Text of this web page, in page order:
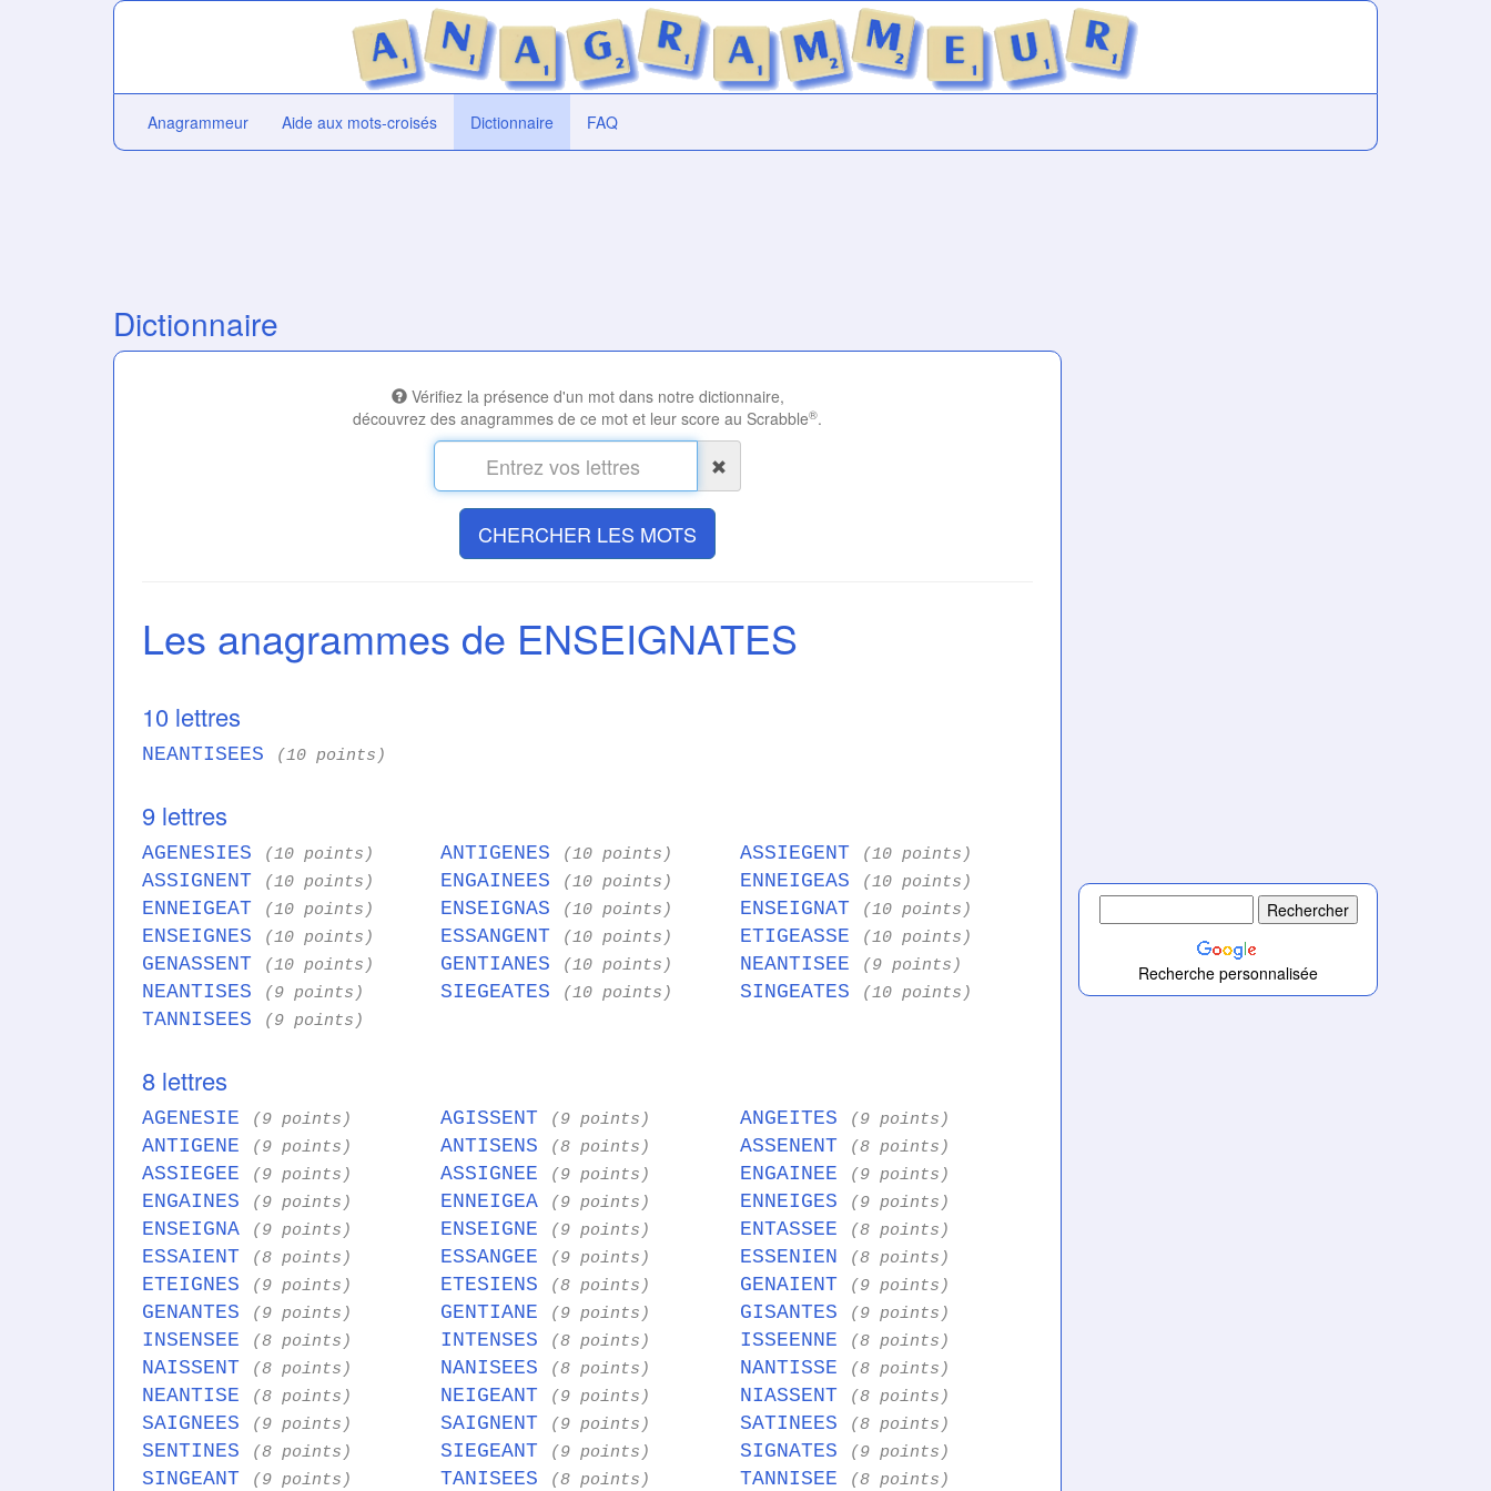
Anagrammeur Aide aux mots-croisés Dictionnaire FAQ
Dictionnaire
Vérifiez la présence d'un mot dans notre dictionnaire,
découvrez des anagrammes de ce mot et leur score au Scrabble®.
CHERCHER LES MOTS
Les anagrammes de ENSEIGNATES
10 lettres
NEANTISEES (10 points)
9 lettres
AGENESIES (10 points) ANTIGENES (10 points) ASSIEGENT (10 points)
ASSIGNENT (10 points) ENGAINEES (10 points) ENNEIGEAS (10 points)
ENNEIGEAT (10 points) ENSEIGNAS (10 points) ENSEIGNAT (10 points)
ENSEIGNES (10 points) ESSANGENT (10 points) ETIGEASSE (10 points)
GENASSENT (10 points) GENTIANES (10 points) NEANTISEE (9 points)
NEANTISES (9 points) SIEGEATES (10 points) SINGEATES (10 points)
TANNISEES (9 points)
8 lettres
AGENESIE (9 points) AGISSENT (9 points) ANGEITES (9 points)
ANTIGENE (9 points) ANTISENS (8 points) ASSENENT (8 points)
ASSIEGEE (9 points) ASSIGNEE (9 points) ENGAINEE (9 points)
ENGAINES (9 points) ENNEIGEA (9 points) ENNEIGES (9 points)
ENSEIGNA (9 points) ENSEIGNE (9 points) ENTASSEE (8 points)
ESSAIENT (8 points) ESSANGEE (9 points) ESSENIEN (8 points)
ETEIGNES (9 points) ETESIENS (8 points) GENAIENT (9 points)
GENANTES (9 points) GENTIANE (9 points) GISANTES (9 points)
INSENSEE (8 points) INTENSES (8 points) ISSEENNE (8 points)
NAISSENT (8 points) NANISEES (8 points) NANTISSE (8 points)
NEANTISE (8 points) NEIGEANT (9 points) NIASSENT (8 points)
SAIGNEES (9 points) SAIGNENT (9 points) SATINEES (8 points)
SENTINES (8 points) SIEGEANT (9 points) SIGNATES (9 points)
SINGEANT (9 points) TANISEES (8 points) TANNISEE (8 points)
Recherche personnalisée